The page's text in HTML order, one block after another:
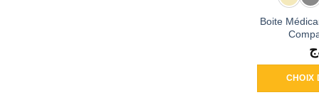
Boite
CHOIX